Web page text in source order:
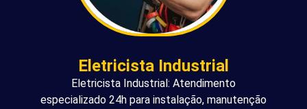
Eletricista Industrial
Eletricista Industrial: Atendimento
especializado 24h para instalação, manutenção